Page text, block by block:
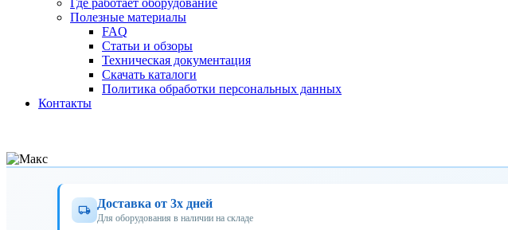
Где работает оборудование
Полезные материалы
FAQ
Статьи и обзоры
Техническая документация
Скачать каталоги
Политика обработки персональных данных
Контакты
Доставка от 3х дней
Для оборудования в наличии на складе